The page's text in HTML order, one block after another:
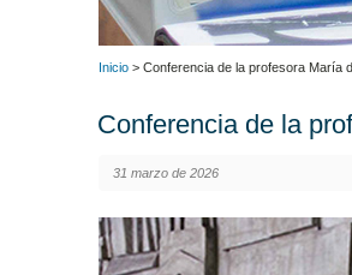
Inicio > Conferencia de la profesora María
Conferencia de la
31 marzo de 2026